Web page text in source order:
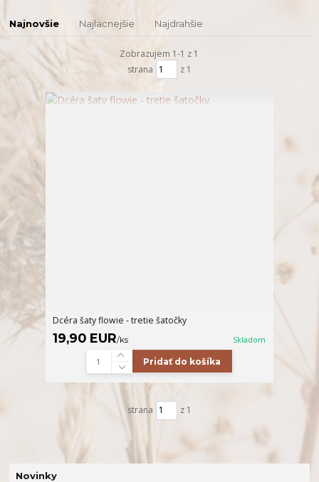
Najnovšie Najlacnejšie Najdrahšie
Zobrazujem 1-1 z 1
strana
z 1
Dcéra šaty flowie - tretie šatočky
19,90 EUR/ks Skladom
Pridať do košíka
strana z 1
Novinky